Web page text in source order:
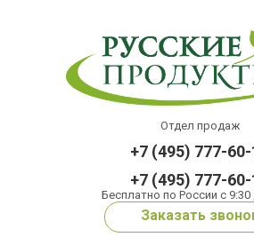
Отдел продаж
+7 (495) 777-
+7 (495) 777-
Бесплатно по России с 9:30
Заказать